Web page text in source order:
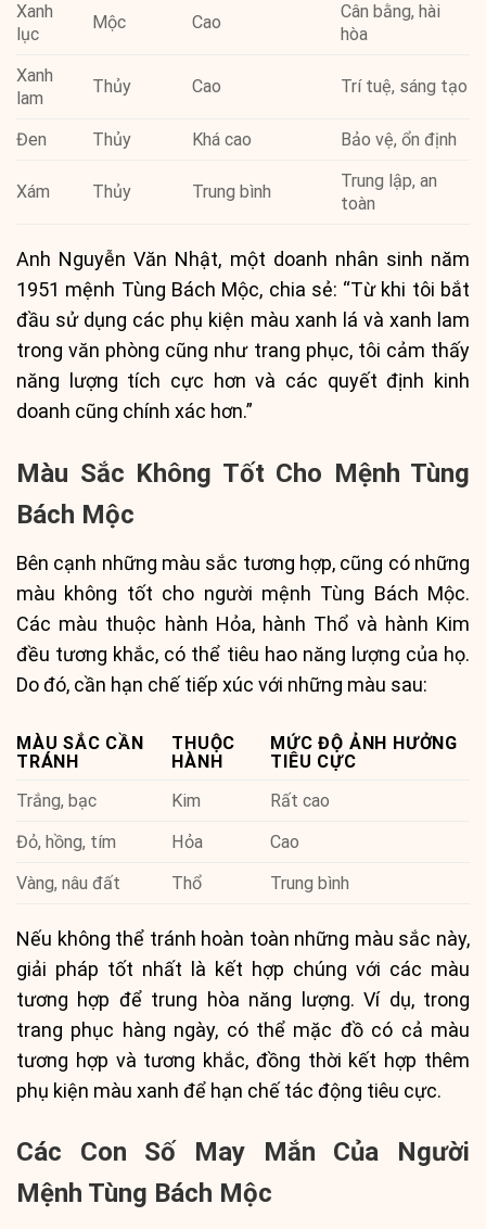
Xanh
lục
Mộc Cao
Cân bằng, hài
hòa
Xanh
lam
Thủy Cao Trí tuệ, sáng tạo
Đen Thủy Khá cao Bảo vệ, ổn định
Xám Thủy Trung bình
Trung lập, an
toàn
Anh Nguyễn Văn Nhật, một doanh nhân sinh năm
1951 mệnh Tùng Bách Mộc, chia sẻ: “Từ khi tôi bắt
đầu sử dụng các phụ kiện màu xanh lá và xanh lam
trong văn phòng cũng như trang phục, tôi cảm thấy
năng lượng tích cực hơn và các quyết định kinh
doanh cũng chính xác hơn.”
Màu Sắc Không Tốt Cho Mệnh Tùng
Bách Mộc
Bên cạnh những màu sắc tương hợp, cũng có những
màu không tốt cho người mệnh Tùng Bách Mộc.
Các màu thuộc hành Hỏa, hành Thổ và hành Kim
đều tương khắc, có thể tiêu hao năng lượng của họ.
Do đó, cần hạn chế tiếp xúc với những màu sau:
MÀU SẮC CẦN
TRÁNH
THUỘC
HÀNH
MỨC ĐỘ ẢNH HƯỞNG
TIÊU CỰC
Trắng, bạc
Kim
Rất cao
Đỏ, hồng, tím
Hỏa
Cao
Vàng, nâu đất
Thổ Trung bình
Nếu không thể tránh hoàn toàn những màu sắc này,
giải pháp tốt nhất là kết hợp chúng với các màu
tương hợp để trung hòa năng lượng. Ví dụ, trong
trang phục hàng ngày, có thể mặc đồ có cả màu
tương hợp và tương khắc, đồng thời kết hợp thêm
phụ kiện màu xanh để hạn chế tác động tiêu cực.
Các Con Số May Mắn Của Người
Mệnh Tùng Bách Mộc